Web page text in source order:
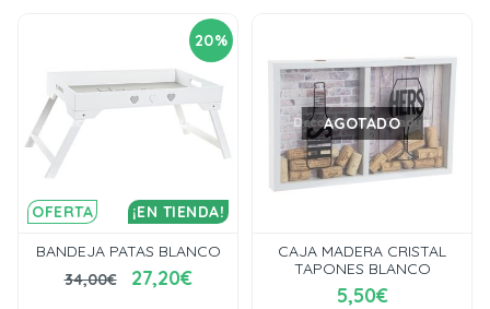
20%
OFERTA
¡EN TIENDA!
BANDEJA PATAS BLANCO
34,00€
27,20€
AGOTADO
CAJA MADERA CRISTAL
TAPONES BLANCO
5,50€